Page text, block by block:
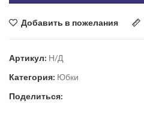
Добавить в пожелания
Артикул: Н/Д
Категория: Юбки
Поделиться: